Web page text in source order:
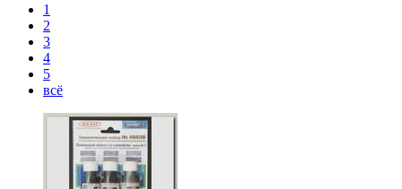
1
2
3
4
5
всё